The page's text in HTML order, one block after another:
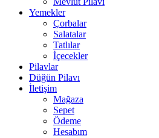
Yemekler
Çorbalar
Salatalar
Tatlılar
İçecekler
Pilavlar
Düğün Pilavı
İletişim
Mağaza
Sepet
Ödeme
Hesabım